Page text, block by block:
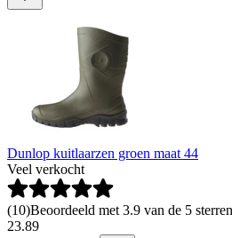
Dunlop kuitlaarzen groen maat 44
Veel verkocht
(10)Beoordeeld met 3.9 van de 5
23.89